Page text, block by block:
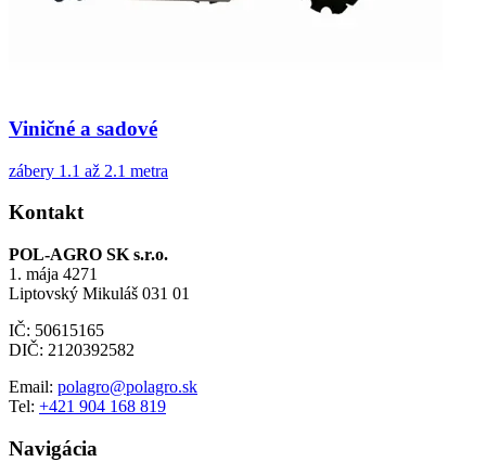
Viničné a sadové
zábery 1.1 až 2.1 metra
Kontakt
POL-AGRO SK s.r.o.
1. mája 4271
Liptovský Mikuláš 031 01
IČ: 50615165
DIČ: 2120392582
Email: polagro@polagro.sk
Tel: +421 904 168 819
Navigácia